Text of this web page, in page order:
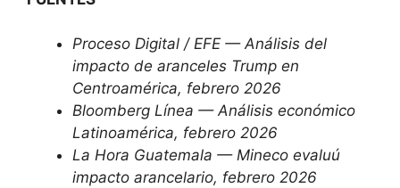
Proceso Digital / EFE — Análisis del
impacto de aranceles Trump en
Centroamérica, febrero 2026
Bloomberg Línea — Análisis económico
Latinoamérica, febrero 2026
La Hora Guatemala — Mineco evaluú
impacto arancelario, febrero 2026